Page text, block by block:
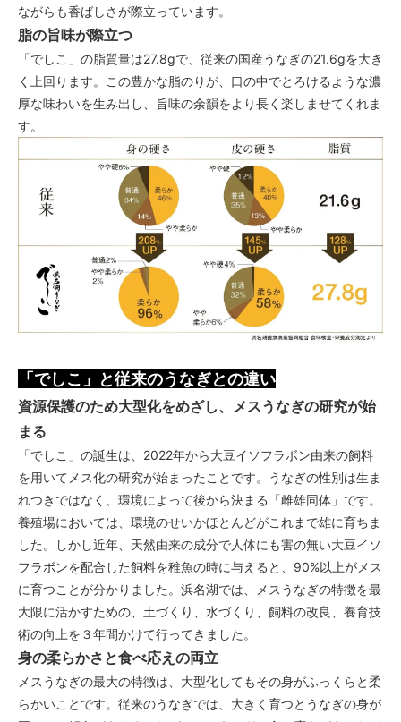
ながらも香ばしさが際立っています。
脂の旨味が際立つ
「でしこ」の脂質量は27.8gで、従来の国産うなぎの21.6gを大き
く上回ります。この豊かな脂のりが、口の中でとろけるような濃
厚な味わいを生み出し、旨味の余韻をより長く楽しませてくれま
す。
「でしこ」と従来のうなぎとの違い
資源保護のため大型化をめざし、メスうなぎの研究が始
まる
「でしこ」の誕生は、2022年から大豆イソフラボン由来の飼料
を用いてメス化の研究が始まったことです。うなぎの性別は生ま
れつきではなく、環境によって後から決まる「雌雄同体」です。
養殖場においては、環境のせいかほとんどがこれまで雄に育ちま
した。しかし近年、天然由来の成分で人体にも害の無い大豆イソ
フラボンを配合した飼料を稚魚の時に与えると、90%以上がメス
に育つことが分かりました。浜名湖では、メスうなぎの特徴を最
大限に活かすための、土づくり、水づくり、飼料の改良、養育技
術の向上を３年間かけて行ってきました。
身の柔らかさと食べ応えの両立
メスうなぎの最大の特徴は、大型化してもその身がふっくらと柔
らかいことです。従来のうなぎでは、大きく育つとうなぎの身が